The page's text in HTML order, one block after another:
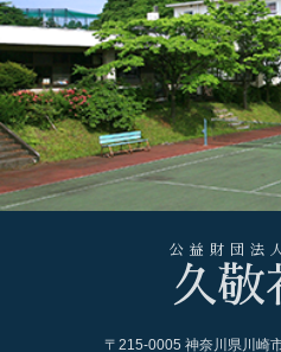
公益財団法
久敬
〒215-0005 神奈川県川崎